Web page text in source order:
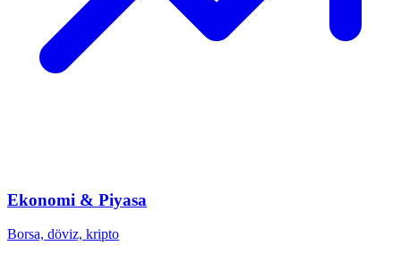
Ekonomi & Piyasa
Borsa, döviz, kripto